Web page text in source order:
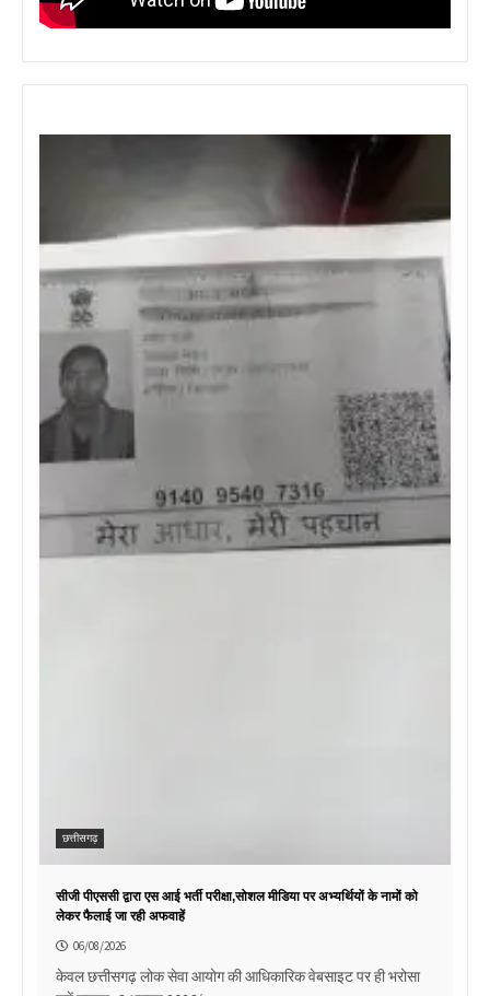
छत्तीसगढ़
सीजी पीएससी द्वारा एस आई भर्ती परीक्षा,सोशल मीडिया पर अभ्यर्थियों के नामों को
लेकर फैलाई जा रही अफवाहें
06/08/2026
केवल छत्तीसगढ़ लोक सेवा आयोग की आधिकारिक वेबसाइट पर ही भरोसा